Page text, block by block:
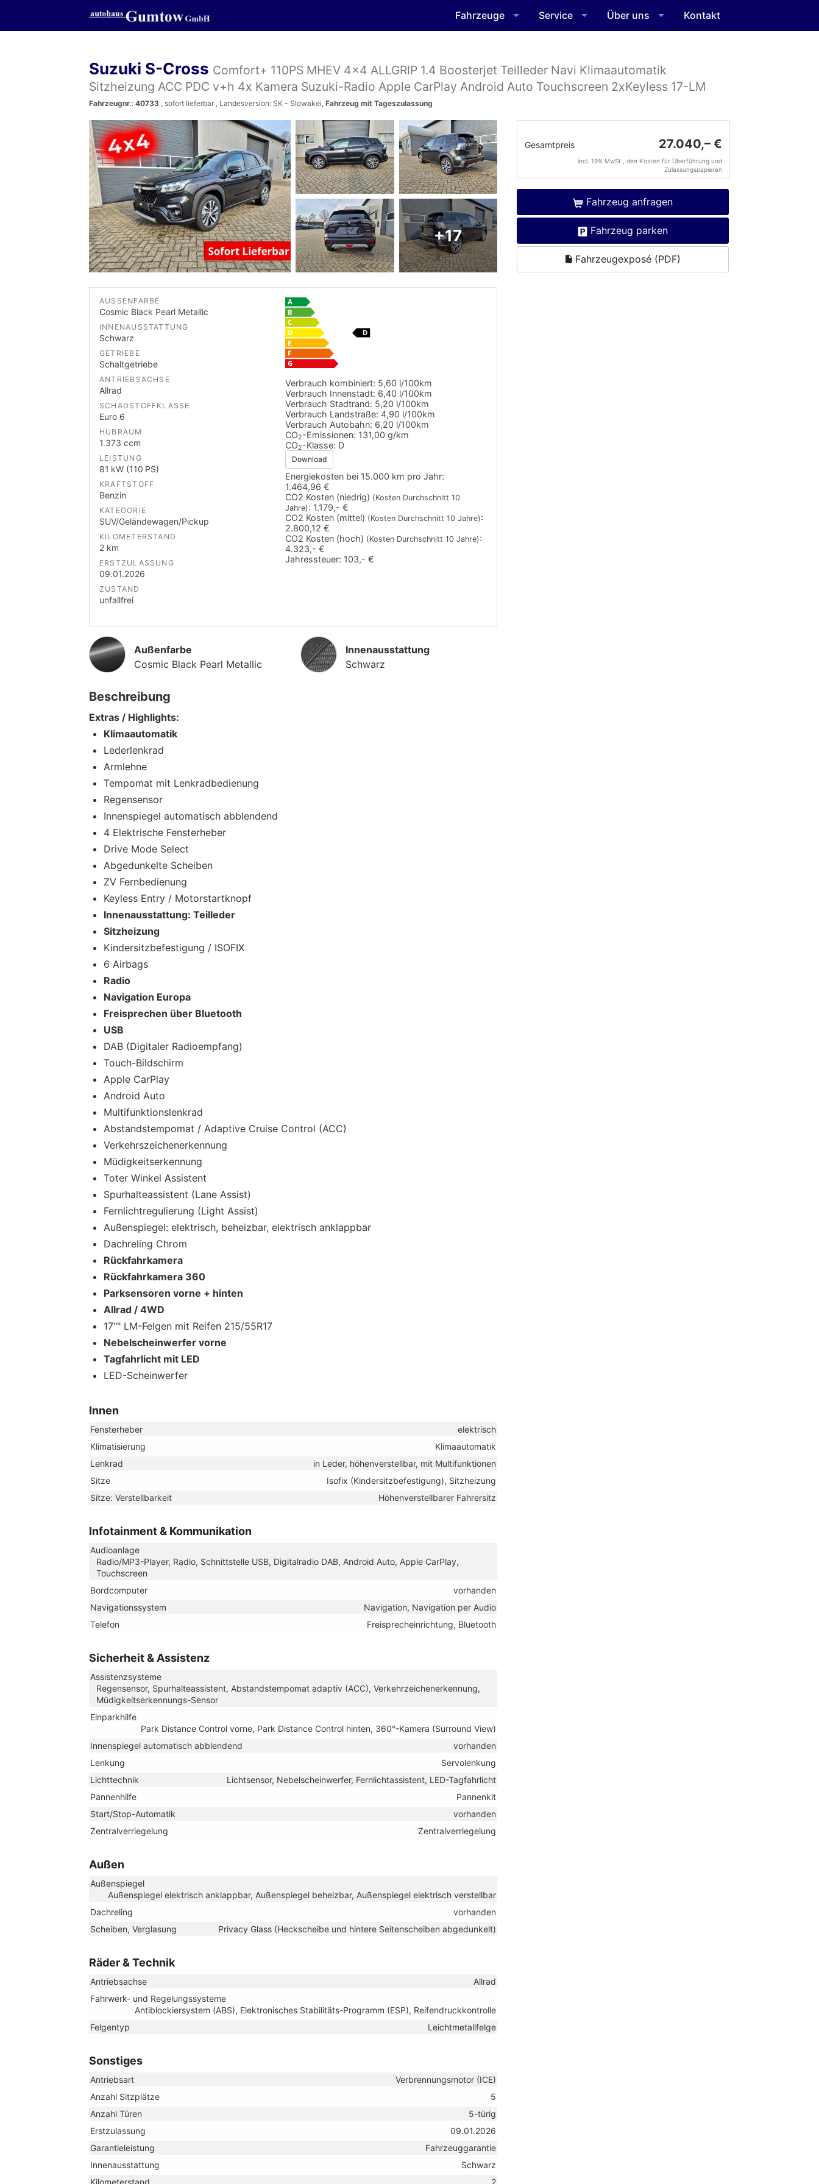
Fahrzeuge Service Über uns Kontakt
Suzuki S-Cross Comfort+ 110PS MHEV 4x4 ALLGRIP 1.4 Boosterjet Teilleder Navi Klimaautomatik
Sitzheizung ACC PDC v+h 4x Kamera Suzuki-Radio Apple CarPlay Android Auto Touchscreen 2xKeyless 17-LM
Fahrzeugnr.: 40733 , sofort lieferbar , Landesversion: SK - Slowakei, Fahrzeug mit Tageszulassung
Gesamtpreis 27.040,– €
incl. 19% MwSt., den Kosten für Überführung und
Zulassungspapieren
Fahrzeug anfragen
Fahrzeug parken
Fahrzeugexposé (PDF)
+17
AUSSENFARBE
Cosmic Black Pearl Metallic
INNENAUSSTATTUNG
Schwarz
GETRIEBE
Schaltgetriebe
ANTRIEBSACHSE
Allrad
SCHADSTOFFKLASSE
Euro 6
HUBRAUM
1.373 ccm
LEISTUNG
81 kW (110 PS)
KRAFTSTOFF
Benzin
KATEGORIE
SUV/Geländewagen/Pickup
KILOMETERSTAND
2 km
ERSTZULASSUNG
09.01.2026
ZUSTAND
unfallfrei
Verbrauch kombiniert: 5,60 l/100km
Verbrauch Innenstadt: 6,40 l/100km
Verbrauch Stadtrand: 5,20 l/100km
Verbrauch Landstraße: 4,90 l/100km
Verbrauch Autobahn: 6,20 l/100km
CO2-Emissionen: 131,00 g/km
CO2-Klasse: D
Download
Energiekosten bei 15.000 km pro Jahr:
1.464,96 €
CO2 Kosten (niedrig) (Kosten Durchschnitt 10
Jahre): 1.179,- €
CO2 Kosten (mittel) (Kosten Durchschnitt 10 Jahre):
2.800,12 €
CO2 Kosten (hoch) (Kosten Durchschnitt 10 Jahre):
4.323,- €
Jahressteuer: 103,- €
Außenfarbe
Cosmic Black Pearl Metallic
InnenausstattungInnenausstattung
Schwarz
Beschreibung
Extras / Highlights:
Klimaautomatik
Lederlenkrad
Armlehne
Tempomat mit Lenkradbedienung
Regensensor
Innenspiegel automatisch abblendend
4 Elektrische Fensterheber
Drive Mode Select
Abgedunkelte Scheiben
ZV Fernbedienung
Keyless Entry / Motorstartknopf
Innenausstattung: Teilleder
Sitzheizung
Kindersitzbefestigung / ISOFIX
6 Airbags
Radio
Navigation Europa
Freisprechen über Bluetooth
USB
DAB (Digitaler Radioempfang)
Touch-Bildschirm
Apple CarPlay
Android Auto
Multifunktionslenkrad
Abstandstempomat / Adaptive Cruise Control (ACC)
Verkehrszeichenerkennung
Müdigkeitserkennung
Toter Winkel Assistent
Spurhalteassistent (Lane Assist)
Fernlichtregulierung (Light Assist)
Außenspiegel: elektrisch, beheizbar, elektrisch anklappbar
Dachreling Chrom
Rückfahrkamera
Rückfahrkamera 360
Parksensoren vorne + hinten
Allrad / 4WD
17"" LM-Felgen mit Reifen 215/55R17
Nebelscheinwerfer vorne
Tagfahrlicht mit LED
LED-Scheinwerfer
Innen
Fensterheber
elektrisch
Klimatisierung
Klimaautomatik
Lenkrad
in Leder, höhenverstellbar, mit Multifunktionen
Sitze
Isofix (Kindersitzbefestigung), Sitzheizung
Sitze: Verstellbarkeit
Höhenverstellbarer Fahrersitz
Infotainment & Kommunikation
Audioanlage
Radio/MP3-Player, Radio, Schnittstelle USB, Digitalradio DAB, Android Auto, Apple CarPlay,
Touchscreen
Bordcomputer
vorhanden
Navigationssystem
Navigation, Navigation per Audio
Telefon
Freisprecheinrichtung, Bluetooth
Sicherheit & Assistenz
Assistenzsysteme
Regensensor, Spurhalteassistent, Abstandstempomat adaptiv (ACC), Verkehrzeichenerkennung,
Müdigkeitserkennungs-Sensor
Einparkhilfe
Park Distance Control vorne, Park Distance Control hinten, 360°-Kamera (Surround View)
Innenspiegel automatisch abblendend
vorhanden
Lenkung
Servolenkung
Lichttechnik
Lichtsensor, Nebelscheinwerfer, Fernlichtassistent, LED-Tagfahrlicht
Pannenhilfe
Pannenkit
Start/Stop-Automatik
vorhanden
Zentralverriegelung
Zentralverriegelung
Außen
Außenspiegel
Außenspiegel elektrisch anklappbar, Außenspiegel beheizbar, Außenspiegel elektrisch verstellbar
Dachreling
vorhanden
Scheiben, Verglasung
Privacy Glass (Heckscheibe und hintere Seitenscheiben abgedunkelt)
Räder & Technik
Antriebsachse
Allrad
Fahrwerk- und Regelungssysteme
Antiblockiersystem (ABS), Elektronisches Stabilitäts-Programm (ESP), Reifendruckkontrolle
Felgentyp
Leichtmetallfelge
Sonstiges
Antriebsart
Verbrennungsmotor (ICE)
Anzahl Sitzplätze
5
Anzahl Türen
5-türig
Erstzulassung
09.01.2026
Garantieleistung
Fahrzeuggarantie
Innenausstattung
Schwarz